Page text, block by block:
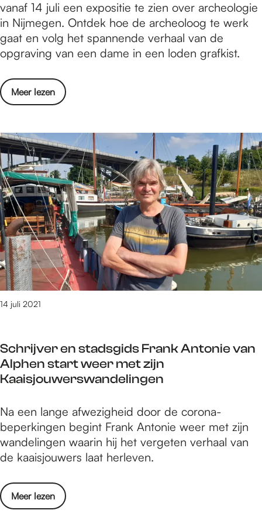
h
'
-
p
j
o
r
o
n
b
e
e
r
k
i
n
g
e
n
d
o
o
r
a
a
t
o
d
a
s
c
o
r
o
n
a
b
e
p
r
i
n
g
e
d
o
o
r
i
j
m
e
e
n
a
a
f
t
!
S
t
a
p
i
n
d
v
o
e
t
p
o
r
e
v
a
vanaf 14 juli een expositie te zien over archeologie
in Nijmegen. Ontdek hoe de archeoloog te werk
gaat en volg het spannende verhaal van de
opgraving van een dame in een loden grafkist.
Meer lezen
o
v
r
N
i
j
m
e
g
e
n
r
a
t
!
S
a
p
i
n
e
v
Schrijver en stadsgids Frank Antonie van
Alphen start weer met zijn
Kaaisjouwerswandelingen
14 juli 2021
S
c
h
r
j
v
Na een lange afwezigheid door de corona-
beperkingen begint Frank Antonie weer met zijn
wandelingen waarin hij het vergeten verhaal van
de kaaisjouwers laat herleven.
Meer lezen
o
v